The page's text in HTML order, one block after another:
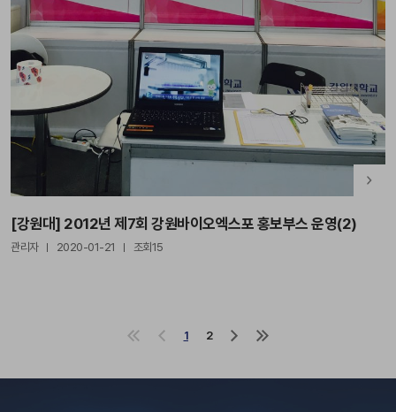
[강원대] 2012년 제7회 강원바이오엑스포 홍보부스 운영(2)
관리자 2020-01-21 조회15
1
2